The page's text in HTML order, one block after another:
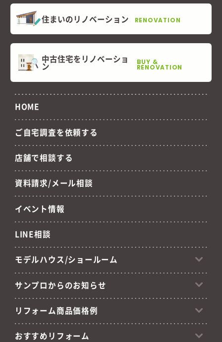
住まいのリノベーション RENOVATION
中古住宅をリノベーショ
ン BUY &
RENOVATION
HOME
ご自宅調査を依頼する
店舗で相談する
資料請求/メール相談
イベント情報
LINE相談
モデルハウス/ショールーム
サンプロからのお知らせ
リフォーム商品価格例
おすすめリフォーム